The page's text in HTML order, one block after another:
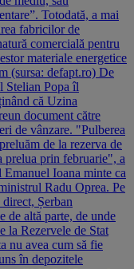
Totodată, a mai
fabricilor de
comercială pentru
materiale energetice
(sursa: defapt.ro) De
Stelian Popa îl
că Uzina
document către
de vânzare. "Pulberea
de la rezerva de
prelua prin februarie", a
Ioana minte ca
Radu Oprea. Pe
Șerban
de altă parte, de unde
la Rezervele de Stat
nu avea cum să fie
în depozitele